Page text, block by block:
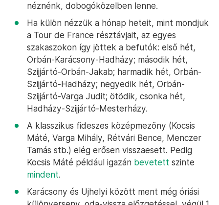
néznénk, dobogóközelben lenne.
Ha külön nézzük a hónap heteit, mint mondjuk
a Tour de France résztávjait, az egyes
szakaszokon így jöttek a befutók: első hét,
Orbán-Karácsony-Hadházy; második hét,
Szijjártó-Orbán-Jakab; harmadik hét, Orbán-
Szijjártó-Hadházy; negyedik hét, Orbán-
Szijjártó-Varga Judit; ötödik, csonka hét,
Hadházy-Szijjártó-Mesterházy.
A klasszikus fideszes középmezőny (Kocsis
Máté, Varga Mihály, Rétvári Bence, Menczer
Tamás stb.) elég erősen visszaesett. Pedig
Kocsis Máté például igazán bevetett szinte
mindent.
Karácsony és Ujhelyi között ment még óriási